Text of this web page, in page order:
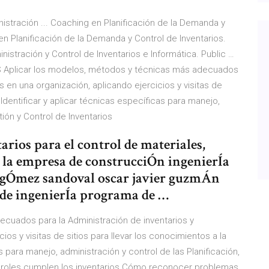
... Coaching en Planificación de la Demanda y
Planificación de la Demanda y Control de Inventarios.
y Control de Inventarios e Informática. Public …
Aplicar los modelos, métodos y técnicas más adecuados
en una organización, aplicando ejercicios y visitas de
y aplicar técnicas específicas para manejo,
y Control de Inventarios
para el control de materiales,
empresa de construcciÓn ingenierÍa
sandoval oscar javier guzmÁn
ingenierÍa programa de …
para la Administración de inventarios y
y visitas de sitios para llevar los conocimientos a la
manejo, administración y control de las Planificación,